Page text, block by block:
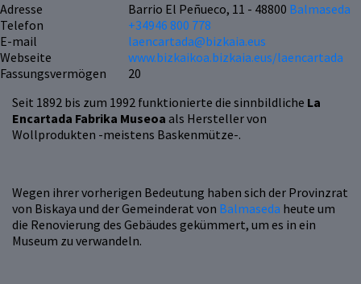
Seit 1892 bis zum 1992 funktionierte die sinnbildliche La
Encartada Fabrika Museoa als Hersteller von
Wollprodukten -meistens Baskenmütze-.
Wegen ihrer vorherigen Bedeutung haben sich der Provinzrat
von Biskaya und der Gemeinderat von Balmaseda heute um
die Renovierung des Gebäudes gekümmert, um es in ein
Museum zu verwandeln.
Adresse Barrio El Peñueco, 11 - 48800 Balmaseda
Telefon
+34946 800 778
E-mail
laencartada@bizkaia.eus
Webseite
www.bizkaikoa.bizkaia.eus/laencartada
Fassungsvermögen
20